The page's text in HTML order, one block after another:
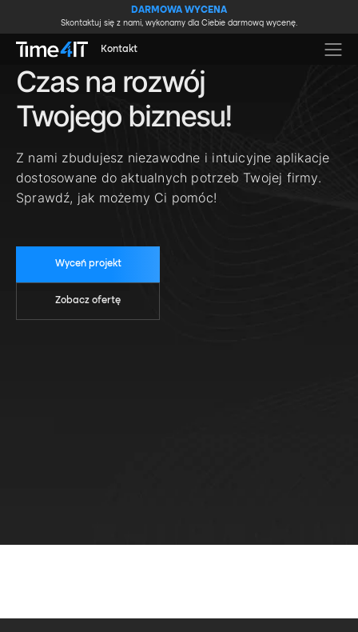
DARMOWA WYCENA
Skontaktuj się z nami, wykonamy dla Ciebie darmową wycenę.
Kontakt
Czas na rozwój
Twojego biznesu!
Z nami zbudujesz niezawodne i intuicyjne aplikacje
dostosowane do aktualnych potrzeb Twojej firmy.
Sprawdź, jak możemy Ci pomóc!
Wyceń projekt
Zobacz ofertę